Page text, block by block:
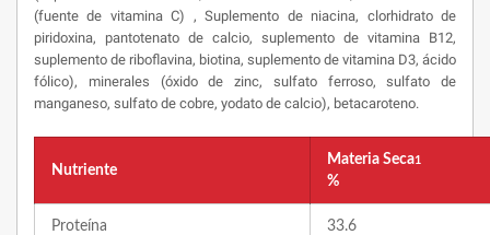
(fuente de vitamina C) , Suplemento de niacina, clorhidrato de
piridoxina, pantotenato de calcio, suplemento de vitamina B12,
suplemento de riboflavina, biotina, suplemento de vitamina D3, ácido
fólico), minerales (óxido de zinc, sulfato ferroso, sulfato de
manganeso, sulfato de cobre, yodato de calcio), betacaroteno.
Nutriente
Materia Seca1
%
Proteína 33.6